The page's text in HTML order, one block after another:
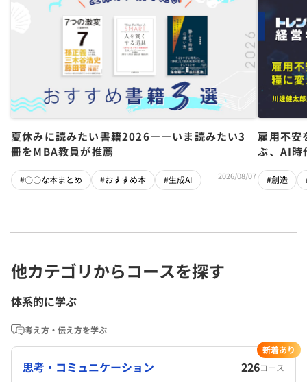
夏休みに読みたい書籍2026――いま読みたい3
冊をMBA教員が推薦
#〇〇な本まとめ #おすすめ本 #生成AI 2026/08/07
雇用不
ぶ、AI時
#創造
他カテゴリからコースを探す
体系的に学ぶ
考え方・伝え方を学ぶ
思考・コミュニケーション 226コース
新着あり